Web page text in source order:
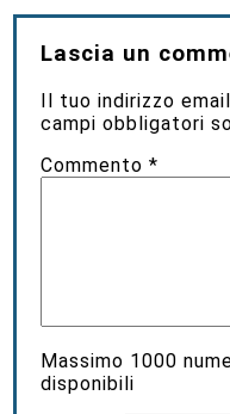
Lascia un
Il tuo indirizzo
campi obbligatori
Commento*
Massimo 1000
disponibili